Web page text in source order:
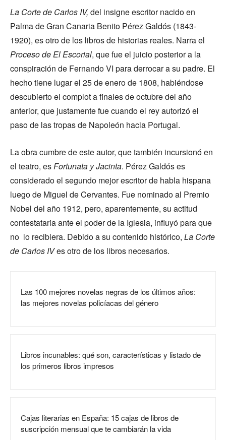
La Corte de Carlos IV, del insigne escritor nacido en
Palma de Gran Canaria Benito Pérez Galdós (1843-
1920), es otro de los libros de historias reales. Narra el
Proceso de El Escorial, que fue el juicio posterior a la
conspiración de Fernando VI para derrocar a su padre. El
hecho tiene lugar el 25 de enero de 1808, habiéndose
descubierto el complot a finales de octubre del año
anterior, que justamente fue cuando el rey autorizó el
paso de las tropas de Napoleón hacia Portugal.
La obra cumbre de este autor, que también incursionó en
el teatro, esFortunata y Jacinta. Pérez Galdós es
considerado el segundo mejor escritor de habla hispana
luego de Miguel de Cervantes. Fue nominado al Premio
Nobel del año 1912, pero, aparentemente, su actitud
contestataria ante el poder de la Iglesia, influyó para que
no lo recibiera. Debido a su contenido histórico, La Corte
de Carlos IVes otro de los libros necesarios.
Las 100 mejores novelas negras de los últimos años:
las mejores novelas policíacas del género
Libros incunables: qué son, características y listado de
los primeros libros impresos
Cajas literarias en España: 15 cajas de libros de
suscripción mensual que te cambiarán la vida